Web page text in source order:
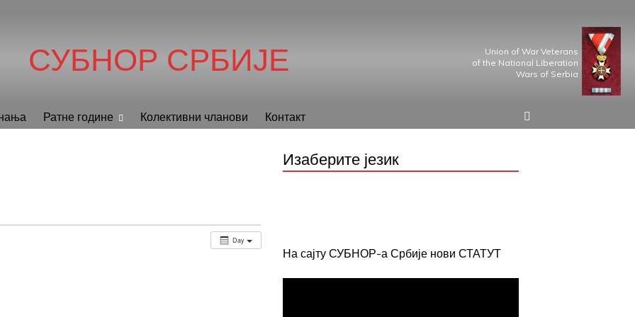
СУБНОР СРБИЈЕ
Union of War Veterans
of the National Liberation
Wars of Serbia
Ратне године Колективни чланови Контакт
Day
Изаберите језик
На сајту СУБНОР-а Србије нови СТАТУТ